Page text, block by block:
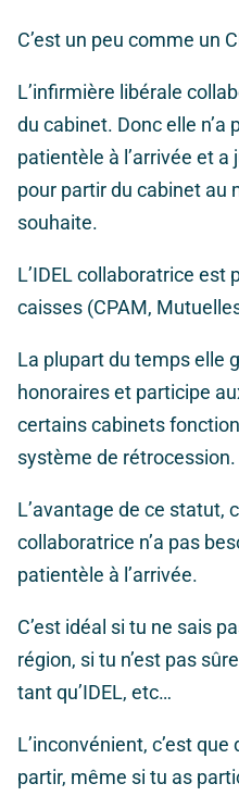
C’est un peu comme un
L’infirmière libérale
du cabinet. Donc elle n’a
patientèle à l’arrivée et
pour partir du cabinet au
souhaite.
L’IDEL collaboratrice
caisses (CPAM,
La plupart du temps elle
honoraires et participe
certains cabinets
système de rétrocession.
L’avantage de ce statut,
collaboratrice n’a pas
patientèle à l’arrivée.
C’est idéal si tu ne sais
région, si tu n’est pas
tant qu’IDEL, etc…
L’inconvénient, c’est
partir, même si tu as